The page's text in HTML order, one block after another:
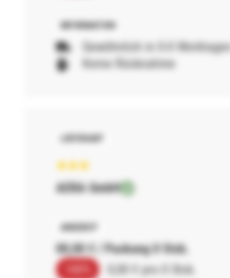
Gewöhnlich in 0-0 Werktagen
Keine Rücknahme
AERA GmbH
00,00 € / Packung 0 Stck.
0,00 € pro 0 Stck.